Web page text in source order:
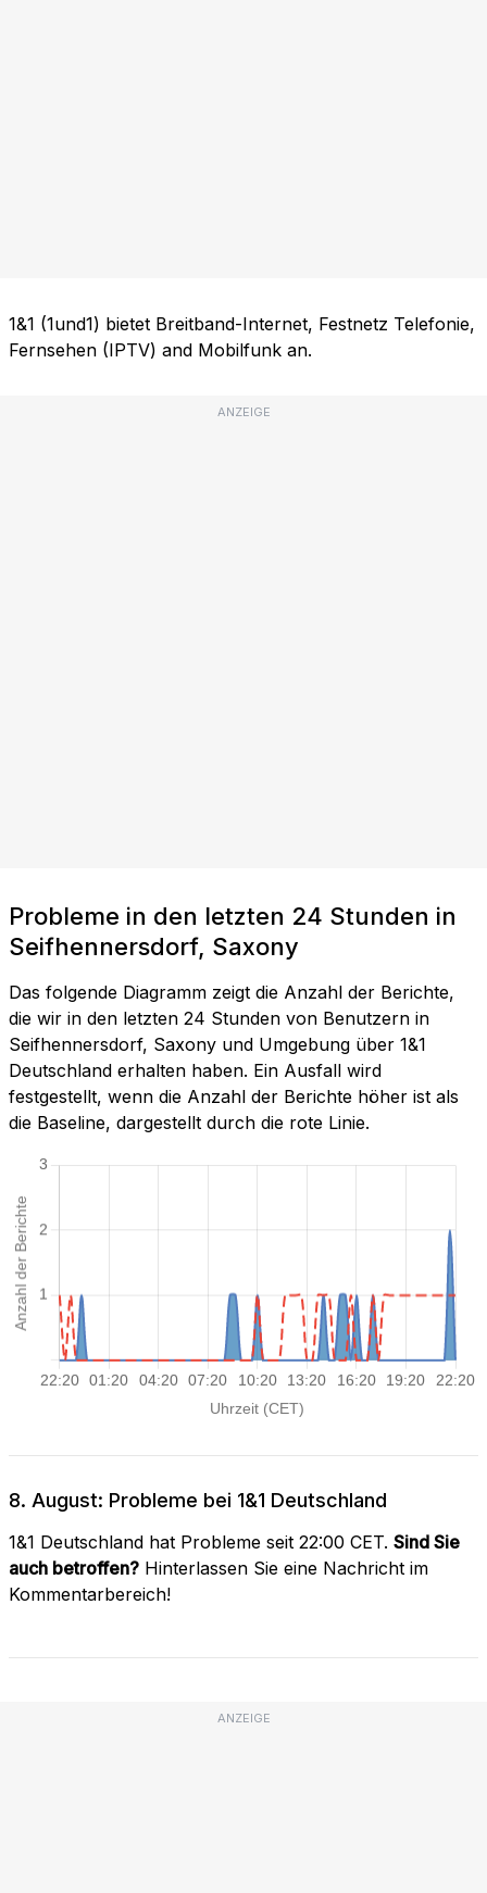
1&1 (1und1) bietet Breitband-Internet, Festnetz Telefonie,
Fernsehen (IPTV) and Mobilfunk an.
ANZEIGE
Probleme in den letzten 24 Stunden in
Seifhennersdorf, Saxony
Das folgende Diagramm zeigt die Anzahl der Berichte,
die wir in den letzten 24 Stunden von Benutzern in
Seifhennersdorf, Saxony und Umgebung über 1&1
Deutschland erhalten haben. Ein Ausfall wird
festgestellt, wenn die Anzahl der Berichte höher ist als
die Baseline, dargestellt durch die rote Linie.
8. August: Probleme bei 1&1 Deutschland
1&1 Deutschland hat Probleme seit 22:00 CET. Sind Sie
auch betroffen? Hinterlassen Sie eine Nachricht im
Kommentarbereich!
ANZEIGE